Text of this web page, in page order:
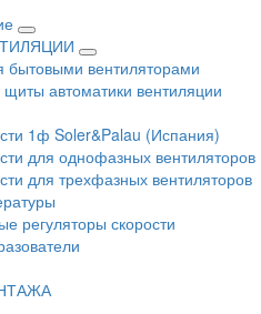
бытовыми вентиляторами
автоматики вентиляции
1ф Soler&Palau (Испания)
для однофазных вентиляторов
для трехфазных вентиляторов
регуляторы скорости